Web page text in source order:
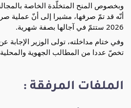
وبخصوص المنح المتخلّدة الخاصة
أنّه قد تمّ صرفها، مشيرا إلى أنّ عملية
2026 ستتمّ في آجالها بصفة شهرية.
وفي ختام مداخلته، تولى الوزير
تخصّ عددا من المطالب الجهوية والمحلية
الملفات المرفقة :